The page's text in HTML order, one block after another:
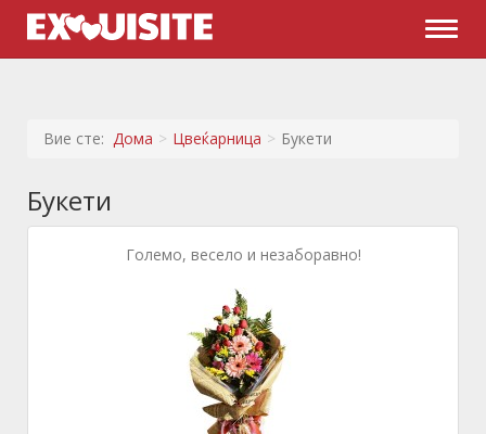
Вие сте: Дома Цвеќарница Букети
Букети
Големо, весело и незаборавно!